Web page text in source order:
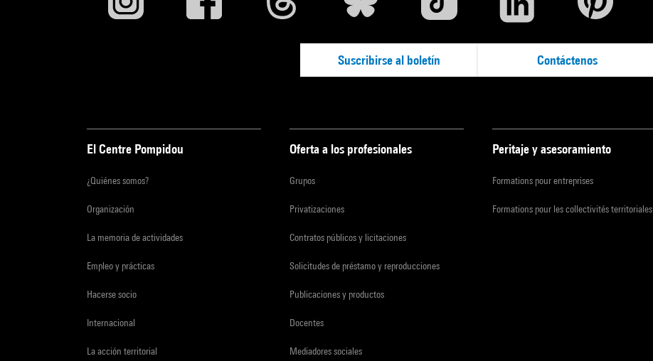
Suscribirse al boletín Contáctenos
El Centre Pompidou
¿Quiénes somos?
Organización
La memoria de actividades
Empleo y prácticas
Hacerse socio
Internacional
La acción territorial
Oferta a los profesionales
Grupos
Privatizaciones
Contratos públicos y licitaciones
Solicitudes de préstamo y reproducciones
Publicaciones y productos
Docentes
Mediadores sociales
Peritaje y asesoramiento
Formations pour entreprises
Formations pour les collectivités territoriales